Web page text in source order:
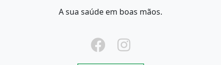
A sua saúde em boas mãos.